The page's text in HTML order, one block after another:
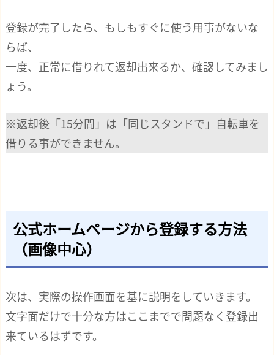
登録が完了したら、もしもすぐに使う用事がないな
らば、
一度、正常に借りれて返却出来るか、確認してみまし
ょう。
※返却後「15分間」は「同じスタンドで」自転車を
借りる事ができません。
公式ホームページから登録する方法
（画像中心）
次は、実際の操作画面を基に説明をしていきます。
文字面だけで十分な方はここまでで問題なく登録出
来ているはずです。